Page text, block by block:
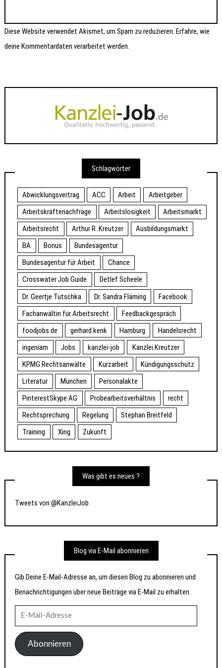
Diese Website verwendet Akismet, um Spam zu reduzieren.Erfahre, wie
deine Kommentardaten verarbeitet werden.
Schlagwörter
Abwicklungsvertrag ACC Arbeit
Arbeitgeber
Arbeitskräftenachfrage
Arbeitslosigkeit
Arbeitsmarkt
Arbeitsrecht
Arthur R. Kreutzer
Ausbildungsmarkt
BA
Bonus
Bundesagentur
Bundesagentur für Arbeit
Chance
Crosswater Job Guide
Detlef Scheele
Dr. Geertje Tutschka
Dr. Sandra Fläming
Facebook
Fachanwältin für Arbeitsrecht
Feedbackgespräch
foodjobs.de
gerhard kenk Hamburg
Handelsrecht
ingeniam
Jobs kanzlei-job
Kanzlei Kreutzer
KPMG Rechtsanwälte
Kurzarbeit
Kündigungsschutz
Literatur
München
Personalakte
PinterestSkype AG
Probearbeitsverhältnis
recht
Rechtsprechung
Regelung
Stephan Breitfeld
Training
Xing Zukunft
Was gibt es neues ?
Tweets von @KanzleiJob
Blog via E-Mail abonnieren
Gib Deine E-Mail-Adresse an, um diesen Blog zu abonnieren und
Benachrichtigungen über neue Beiträge via E-Mail zu erhalten.
Mail-
AdresseAbonnieren